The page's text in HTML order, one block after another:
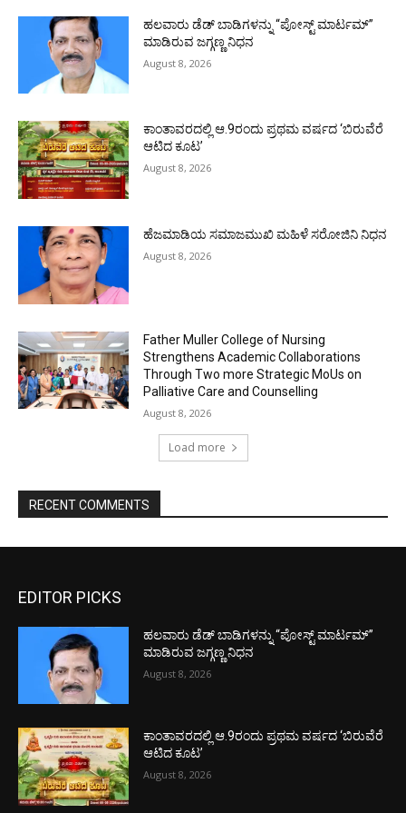
ಹಲವಾರು ಡೆಡ್ ಬಾಡಿಗಳನ್ನು “ಪೋಸ್ಟ್ ಮಾರ್ಟಮ್”
ಮಾಡಿರುವ ಜಗ್ಗಣ್ಣ ನಿಧನ
August 8, 2026
ಕಾಂತಾವರದಲ್ಲಿ ಆ.9ರಂದು ಪ್ರಥಮ ವರ್ಷದ ‘ಬಿರುವೆರೆ
ಆಟಿದ ಕೂಟ’
August 8, 2026
ಹೆಜಮಾಡಿಯ ಸಮಾಜಮುಖಿ ಮಹಿಳೆ ಸರೋಜಿನಿ ನಿಧನ
August 8, 2026
Father Muller College of Nursing
Strengthens Academic Collaborations
Through Two more Strategic MoUs on
Palliative Care and Counselling
August 8, 2026
Load more
RECENT COMMENTS
EDITOR PICKS
ಹಲವಾರು ಡೆಡ್ ಬಾಡಿಗಳನ್ನು “ಪೋಸ್ಟ್ ಮಾರ್ಟಮ್”
ಮಾಡಿರುವ ಜಗ್ಗಣ್ಣ ನಿಧನ
August 8, 2026
ಕಾಂತಾವರದಲ್ಲಿ ಆ.9ರಂದು ಪ್ರಥಮ ವರ್ಷದ ‘ಬಿರುವೆರೆ
ಆಟಿದ ಕೂಟ’
August 8, 2026